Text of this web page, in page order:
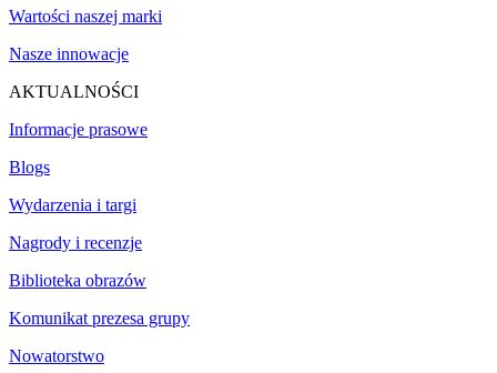
Wartości naszej marki
Nasze innowacje
AKTUALNOŚCI
Informacje prasowe
Blogs
Wydarzenia i targi
Nagrody i recenzje
Biblioteka obrazów
Komunikat prezesa grupy
Nowatorstwo